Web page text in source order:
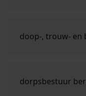
doop-, trouw- en
dorpsbestuur